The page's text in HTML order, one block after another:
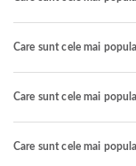
Care sunt cele mai
Care sunt cele mai
Care sunt cele mai